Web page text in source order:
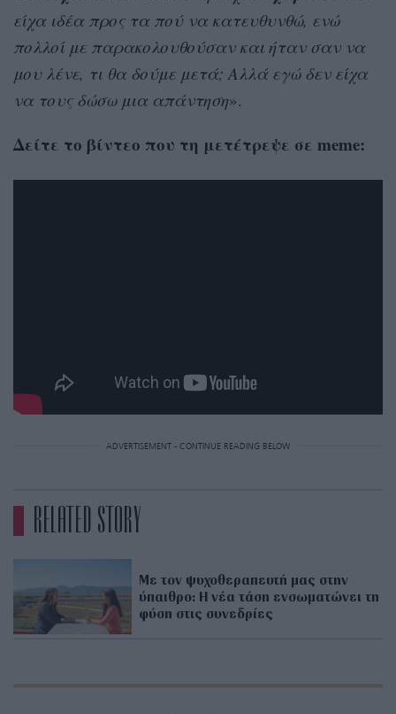
είχα ιδέα προς τα πού να κατευθυνθώ, ενώ
πολλοί με παρακολουθούσαν και ήταν σαν να
μου λένε, τι θα δούμε μετά; Αλλά εγώ δεν είχα
να τους δώσω μια απάντηση».
Δείτε το βίντεο που τη μετέτρεψε σε meme:
ADVERTISEMENT - CONTINUE READING BELOW
RELATED STORY
Με τον ψυχοθεραπευτή μας στην
ύπαιθρο: Η νέα τάση ενσωματώνει τη
φύση στις συνεδρίες